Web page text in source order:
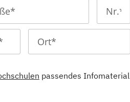
passendes Infomaterial